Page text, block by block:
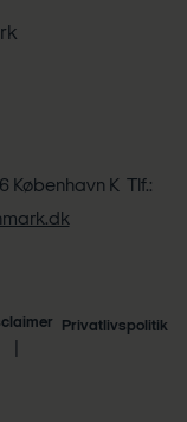
K Tlf.:
Privatlivspolitik